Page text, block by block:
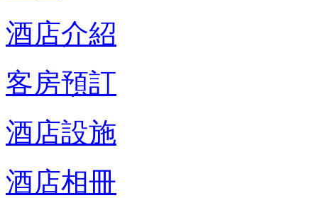
酒店介紹
客房預訂
酒店設施
酒店相冊